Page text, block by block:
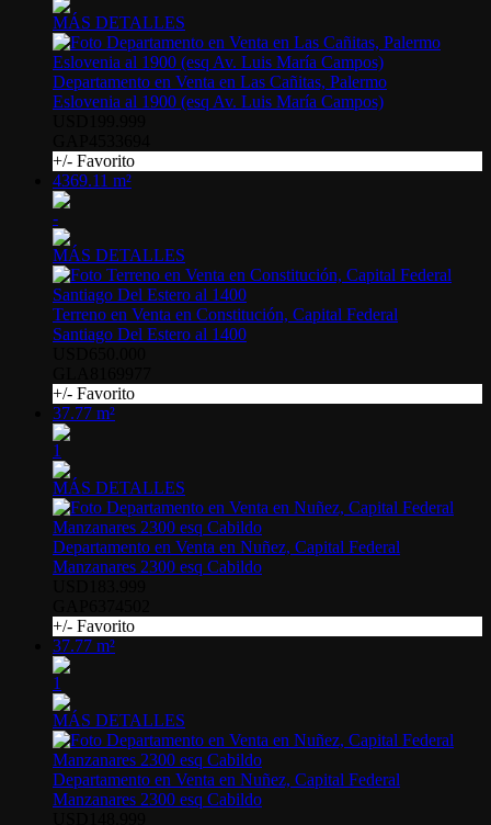
MÁS DETALLES
Departamento en Venta en Las Cañitas, Palermo
Eslovenia al 1900 (esq Av. Luis María Campos)
+/- Favorito
4369.11 m²
-
MÁS DETALLES
Terreno en Venta en Constitución, Capital Federal
Santiago Del Estero al 1400
+/- Favorito
37.77 m²
1
MÁS DETALLES
Departamento en Venta en Nuñez, Capital Federal
Manzanares 2300 esq Cabildo
+/- Favorito
37.77 m²
1
MÁS DETALLES
Departamento en Venta en Nuñez, Capital Federal
Manzanares 2300 esq Cabildo